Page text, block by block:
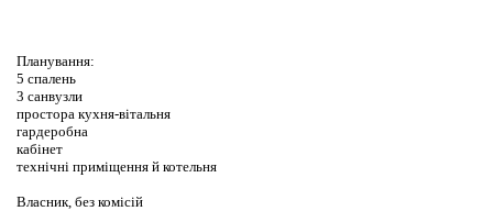
Планування:
5 спалень
3 санвузли
простора кухня-вітальня
гардеробна
кабінет
технічні приміщення й котельня
Власник, без комісій